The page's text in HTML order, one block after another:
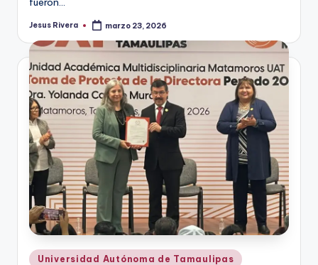
Publicado
Jesus Rivera marzo 23, 2026
Publicado
Universidad Autónoma de Tamaulipas